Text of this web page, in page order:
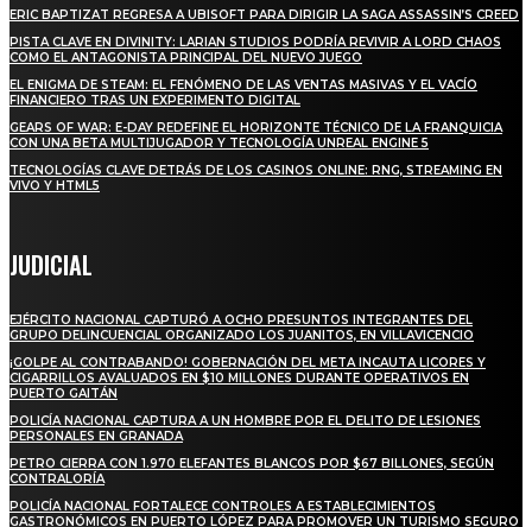
ERIC BAPTIZAT REGRESA A UBISOFT PARA DIRIGIR LA SAGA ASSASSIN’S CREED
PISTA CLAVE EN DIVINITY: LARIAN STUDIOS PODRÍA REVIVIR A LORD CHAOS
COMO EL ANTAGONISTA PRINCIPAL DEL NUEVO JUEGO
EL ENIGMA DE STEAM: EL FENÓMENO DE LAS VENTAS MASIVAS Y EL VACÍO
FINANCIERO TRAS UN EXPERIMENTO DIGITAL
GEARS OF WAR: E-DAY REDEFINE EL HORIZONTE TÉCNICO DE LA FRANQUICIA
CON UNA BETA MULTIJUGADOR Y TECNOLOGÍA UNREAL ENGINE 5
TECNOLOGÍAS CLAVE DETRÁS DE LOS CASINOS ONLINE: RNG, STREAMING EN
VIVO Y HTML5
JUDICIAL
EJÉRCITO NACIONAL CAPTURÓ A OCHO PRESUNTOS INTEGRANTES DEL
GRUPO DELINCUENCIAL ORGANIZADO LOS JUANITOS, EN VILLAVICENCIO
¡GOLPE AL CONTRABANDO! GOBERNACIÓN DEL META INCAUTA LICORES Y
CIGARRILLOS AVALUADOS EN $10 MILLONES DURANTE OPERATIVOS EN
PUERTO GAITÁN
POLICÍA NACIONAL CAPTURA A UN HOMBRE POR EL DELITO DE LESIONES
PERSONALES EN GRANADA
PETRO CIERRA CON 1.970 ELEFANTES BLANCOS POR $67 BILLONES, SEGÚN
CONTRALORÍA
POLICÍA NACIONAL FORTALECE CONTROLES A ESTABLECIMIENTOS
GASTRONÓMICOS EN PUERTO LÓPEZ PARA PROMOVER UN TURISMO SEGURO